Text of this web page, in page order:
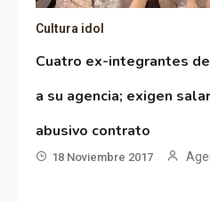
Cultura idol
Cuatro ex-integrantes
a su agencia; exigen
abusivo contrato
18 Noviembre 2017